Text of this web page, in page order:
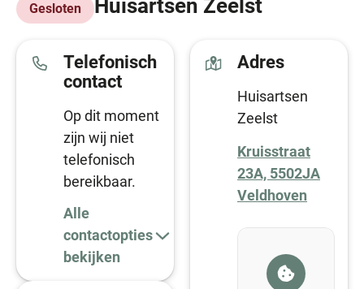
Huisartsen Zeelst
Gesloten
Telefonisch
contact
Op dit moment
zijn wij niet
telefonisch
bereikbaar.
Alle
contactopties
bekijken
Adres
Huisartsen
Zeelst
Kruisstraat
23A, 5502JA
Veldhoven